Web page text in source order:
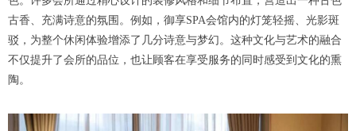
古香、充满诗意的氛围。例如，御享SPA会馆内的灯笼轻摇、光影斑
驳，为整个休闲体验增添了几分诗意与梦幻。这种文化与艺术的融合
不仅提升了会所的品位，也让顾客在享受服务的同时感受到文化的熏
陶。